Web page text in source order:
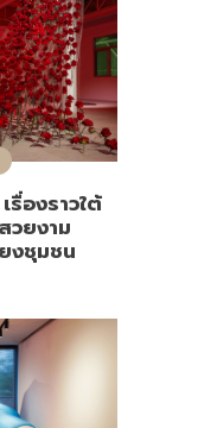
องราวใต้
วยงาม
งชุมชน